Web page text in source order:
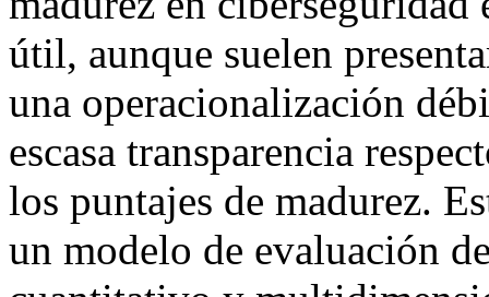
útil, aunque suelen
una operacionalización
escasa transparencia
los puntajes de madurez.
un modelo de evaluación